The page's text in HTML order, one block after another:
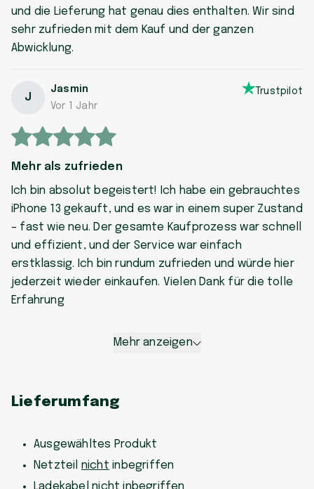
und die Lieferung hat genau dies enthalten. Wir sind
sehr zufrieden mit dem Kauf und der ganzen
Abwicklung.
J
Jasmin
Vor 1 Jahr
Trustpilot
Mehr als zufrieden
Ich bin absolut begeistert! Ich habe ein gebrauchtes
iPhone 13 gekauft, und es war in einem super Zustand
– fast wie neu. Der gesamte Kaufprozess war schnell
und effizient, und der Service war einfach
erstklassig. Ich bin rundum zufrieden und würde hier
jederzeit wieder einkaufen. Vielen Dank für die tolle
Erfahrung
Mehr anzeigen
Lieferumfang
Ausgewähltes Produkt
Netzteil nicht inbegriffen
Ladekabelnicht inbegriffen